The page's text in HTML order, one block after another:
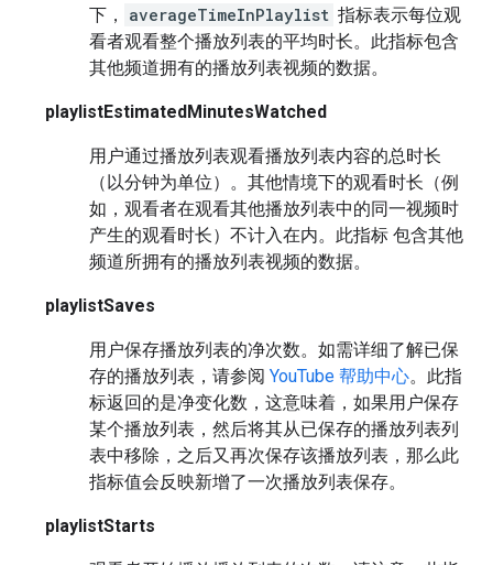
下，
averageTimeInPlaylist 指标表示每位观
看者观看整个播放列表的平均时长。此指标包含
其他频道拥有的播放列表视频的数据。
playlistEstimatedMinutesWatched
用户通过播放列表观看播放列表内容的总时长
（以分钟为单位）。其他情境下的观看时长（例
如，观看者在观看其他播放列表中的同一视频时
产生的观看时长）不计入在内。此指标 包含其他
频道所拥有的播放列表视频的数据。
playlistSaves
用户保存播放列表的净次数。如需详细了解已保
存的播放列表，请参阅 YouTube 帮助中心。此指
标返回的是净变化数，这意味着，如果用户保存
某个播放列表，然后将其从已保存的播放列表列
表中移除，之后又再次保存该播放列表，那么此
指标值会反映新增了一次播放列表保存。
playlistStarts